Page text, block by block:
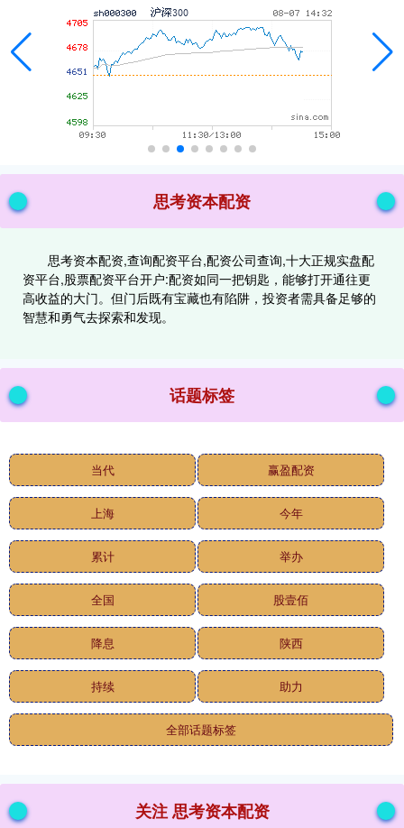
思考资本配资
思考资本配资,查询配资平台,配资公司查询,十大正规实盘配
资平台,股票配资平台开户:配资如同一把钥匙，能够打开通往更
高收益的大门。但门后既有宝藏也有陷阱，投资者需具备足够的
智慧和勇气去探索和发现。
话题标签
当代 赢盈配资
上海 今年
累计 举办
全国 股壹佰
降息 陕西
持续 助力
全部话题标签
关注 思考资本配资